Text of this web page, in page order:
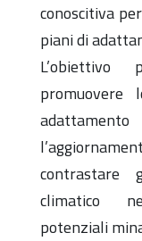
conoscitiva
piani di
contrastare
climatico
potenziali